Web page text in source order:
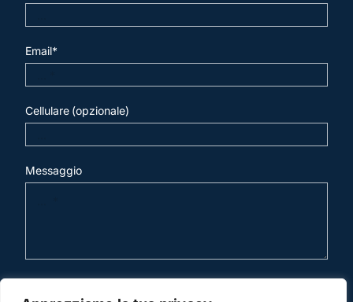
Email*
Cellulare (opzionale)
Messaggio
invia mail